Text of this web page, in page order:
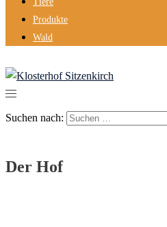
Produkte
Wald
Suchen nach:
Der Hof